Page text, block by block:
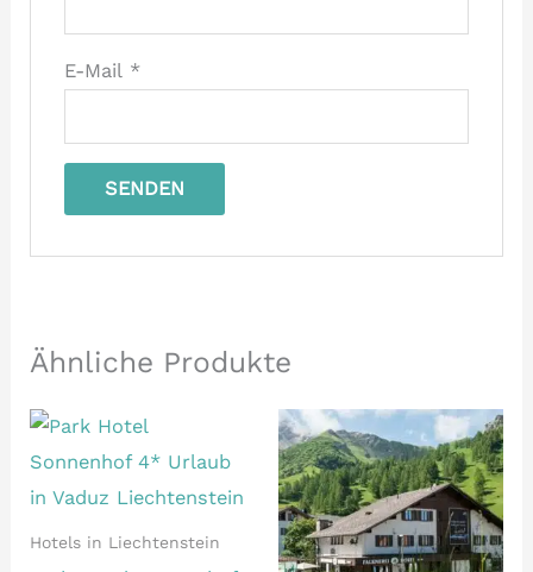
E-Mail *
Ähnliche Produkte
Hotels in Liechtenstein